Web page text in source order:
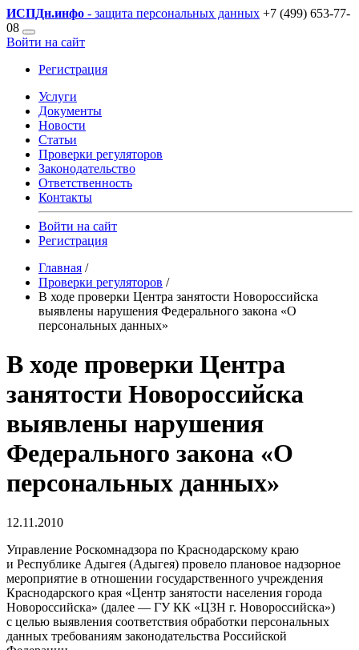
ИСПДн.инфо - защита персональных данных +7 (499) 653-77-
08
Войти на сайт
Регистрация
Услуги
Документы
Новости
Статьи
Проверки регуляторов
Законодательство
Ответственность
Контакты
Войти на сайт
Регистрация
Главная /
Проверки регуляторов /
В ходе проверки Центра занятости Новороссийска
выявлены нарушения Федерального закона «О
персональных данных»
В ходе проверки Центра
занятости Новороссийска
выявлены нарушения
Федерального закона «О
персональных данных»
12.11.2010
Управление Роскомнадзора по Краснодарскому краю
и Республике Адыгея (Адыгея) провело плановое надзорное
мероприятие в отношении государственного учреждения
Краснодарского края «Центр занятости населения города
Новороссийска» (далее — ГУ КК «ЦЗН г. Новороссийска»)
с целью выявления соответствия обработки персональных
данных требованиям законодательства Российской